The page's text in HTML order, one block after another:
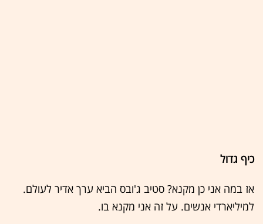
כיף גדול
אז במה אני כן מקנא? סטיב ג'ובס הביא ערך אדיר לעולם.
למיליארדי אנשים. על זה אני מקנא בו.